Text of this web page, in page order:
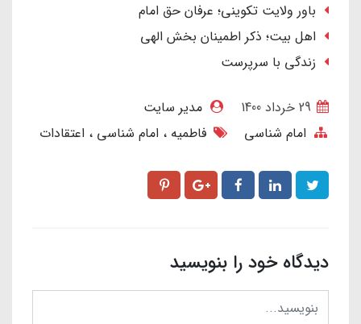
باور ولایت تکوینی؛ عرفان حق امام
اهل بیت؛ ذکر اطمینان بخش الهی
زندگی با سرپرست
مدیر سایت
امام شناسی
فاطمیه امام شناسی اعتقادات
دیدگاه خود را بنویسید